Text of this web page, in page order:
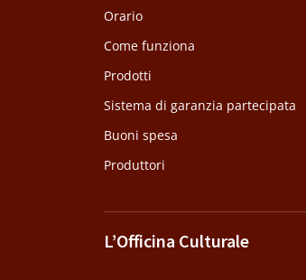
Orario
Come funziona
Prodotti
Sistema di garanzia partecipata
Buoni spesa
Produttori
L’Officina Culturale